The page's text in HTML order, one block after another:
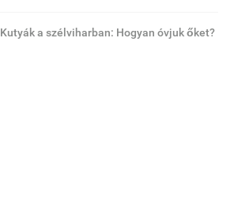
Kutyák a szélviharban: Hogyan óvjuk őket?